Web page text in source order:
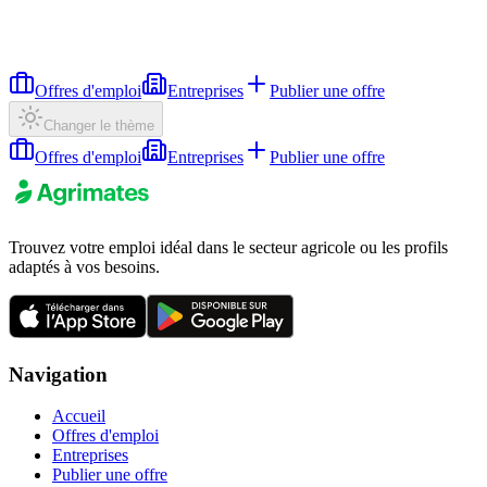
Offres d'emploi Entreprises Publier une offre
Changer le thème
Offres d'emploi Entreprises Publier une offre
Trouvez votre emploi idéal dans le secteur agricole ou les profils
adaptés à vos besoins.
Navigation
Accueil
Offres d'emploi
Entreprises
Publier une offre